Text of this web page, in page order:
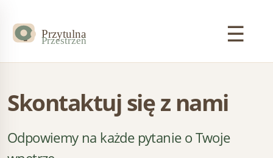
☰
Skontaktuj się z nami
Odpowiemy na każde pytanie o Twoje